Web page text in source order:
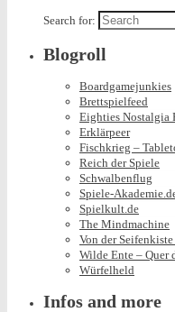
Search for:
Blogroll
Boardgamejunkies
Brettspielfeed
Eighties Nostalgia
Erklärpeer
Fischkrieg –
Reich der Spiele
Schwalbenflug
Spiele-
Spielkult.de
The Mindmachine
Von der Seifenkiste
Wilde Ente – Quer
Würfelheld
Infos and more